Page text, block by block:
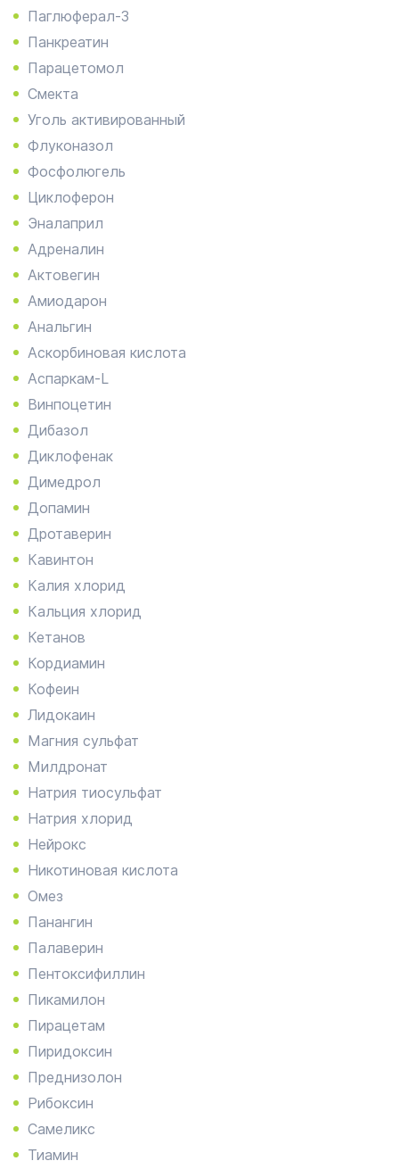
Паглюферал-3
Панкреатин
Парацетомол
Смекта
Уголь активированный
Флуконазол
Фосфолюгель
Циклоферон
Эналаприл
Адреналин
Актовегин
Амиодарон
Анальгин
Аскорбиновая кислота
Аспаркам-L
Винпоцетин
Дибазол
Диклофенак
Димедрол
Допамин
Дротаверин
Кавинтон
Калия хлорид
Кальция хлорид
Кетанов
Кордиамин
Кофеин
Лидокаин
Магния сульфат
Милдронат
Натрия тиосульфат
Натрия хлорид
Нейрокс
Никотиновая кислота
Омез
Панангин
Палаверин
Пентоксифиллин
Пикамилон
Пирацетам
Пиридоксин
Преднизолон
Рибоксин
Самеликс
Тиамин